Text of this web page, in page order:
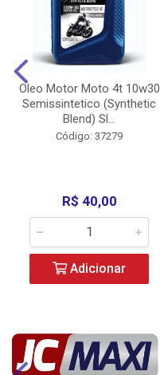
Oleo Motor Moto 4t 10w30
Semissintetico (Synthetic
Blend) Sl...
Código: 37279
R$ 40,00
Adicionar